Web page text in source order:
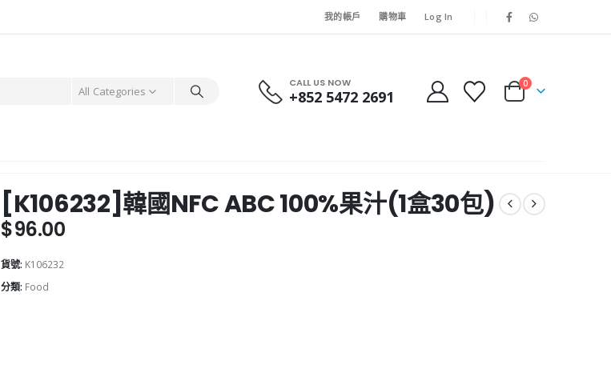
我的帳戶 購物車 Log In
All Categories
CALL US NOW
+852 5472 2691
0
[K106232]韓國NFC ABC 100%果汁(1盒30包)
$96.00
貨號: K106232
分類: Food